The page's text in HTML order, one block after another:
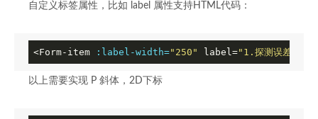
自定义标签属性，比如 label 属性支持HTML代码：
<Form-item :label-width="250" label="1.探测误差
以上需要实现 P 斜体，2D下标